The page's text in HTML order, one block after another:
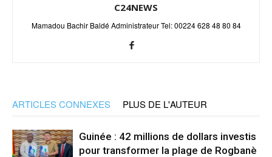
C24NEWS
Mamadou Bachir Baldé Administrateur Tel: 00224 628 48 80 84
ARTICLES CONNEXES PLUS DE L'AUTEUR
Guinée : 42 millions de dollars investis
pour transformer la plage de Rogbanè